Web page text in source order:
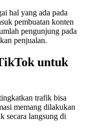
hal yang ada pada
pembuatan konten
pengunjung pada
penjualan.
untuk
trafik bisa
memang dilakukan
secara langsung di